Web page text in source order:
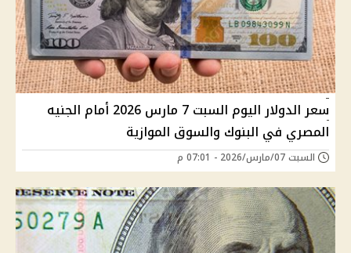
سعر الدولار اليوم السبت 7 مارس 2026 أمام الجنيه
المصري في البنوك والسوق الموازية
السبت 07/مارس/2026 - 07:01 م